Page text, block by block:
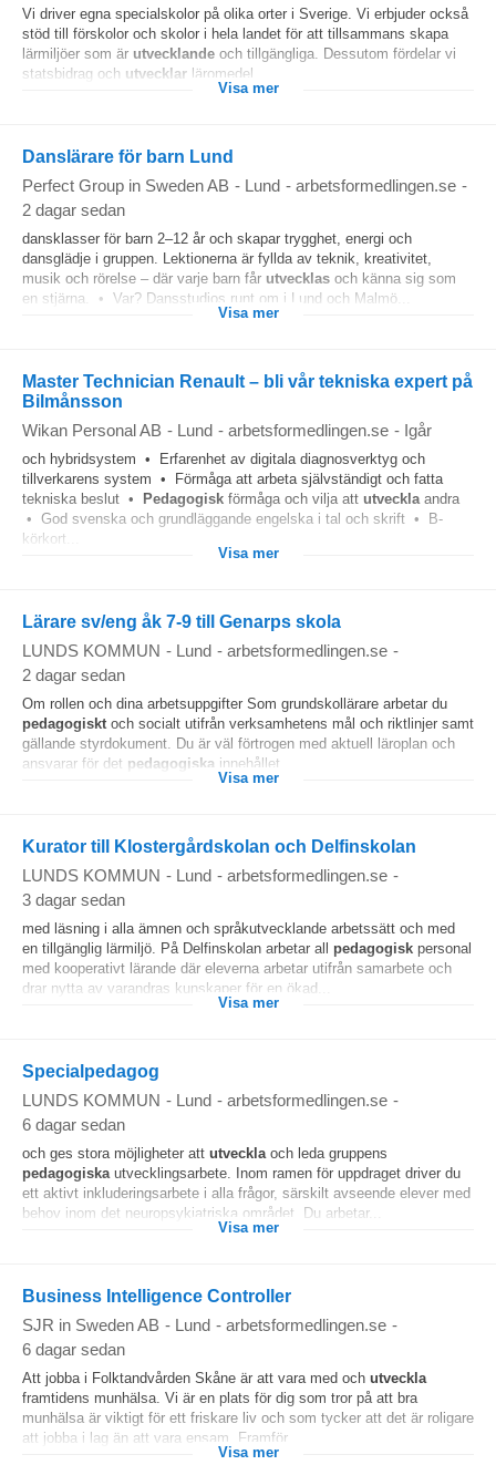
Vi driver egna specialskolor på olika orter i Sverige. Vi erbjuder också
stöd till förskolor och skolor i hela landet för att tillsammans skapa
lärmiljöer som är utvecklande och tillgängliga. Dessutom fördelar vi
statsbidrag och utvecklar läromedel...
Visa mer
Danslärare för barn Lund
Perfect Group in Sweden AB - Lund - arbetsformedlingen.se -
2 dagar sedan
dansklasser för barn 2–12 år och skapar trygghet, energi och
dansglädje i gruppen. Lektionerna är fyllda av teknik, kreativitet,
musik och rörelse – där varje barn får utvecklas och känna sig som
en stjärna. • Var? Dansstudios runt om i Lund och Malmö...
Visa mer
Master Technician Renault – bli vår tekniska expert på
Bilmånsson
Wikan Personal AB - Lund - arbetsformedlingen.se - Igår
och hybridsystem • Erfarenhet av digitala diagnosverktyg och
tillverkarens system • Förmåga att arbeta självständigt och fatta
tekniska beslut • Pedagogisk förmåga och vilja att utvecklaandra
• God svenska och grundläggande engelska i tal och skrift • B-
körkort...
Visa mer
Lärare sv/eng åk 7-9 till Genarps skola
LUNDS KOMMUN - Lund - arbetsformedlingen.se -
2 dagar sedan
Om rollen och dina arbetsuppgifter Som grundskollärare arbetar du
pedagogiskt och socialt utifrån verksamhetens mål och riktlinjer samt
gällande styrdokument. Du är väl förtrogen med aktuell läroplan och
ansvarar för det pedagogiska innehållet...
Visa mer
Kurator till Klostergårdskolan och Delfinskolan
LUNDS KOMMUN - Lund - arbetsformedlingen.se -
3 dagar sedan
med läsning i alla ämnen och språkutvecklande arbetssätt och med
en tillgänglig lärmiljö. På Delfinskolan arbetar all pedagogisk personal
med kooperativt lärande där eleverna arbetar utifrån samarbete och
drar nytta av varandras kunskaper för en ökad...
Visa mer
Specialpedagog
LUNDS KOMMUN - Lund - arbetsformedlingen.se -
6 dagar sedan
och ges stora möjligheter att utvecklaoch leda gruppens
pedagogiskautvecklingsarbete. Inom ramen för uppdraget driver du
ett aktivt inkluderingsarbete i alla frågor, särskilt avseende elever med
behov inom det neuropsykiatriska området. Du arbetar...
Visa mer
Business Intelligence Controller
SJR in Sweden AB - Lund - arbetsformedlingen.se -
6 dagar sedan
Att jobba i Folktandvården Skåne är att vara med och utveckla
framtidens munhälsa. Vi är en plats för dig som tror på att bra
munhälsa är viktigt för ett friskare liv och som tycker att det är roligare
att jobba i lag än att vara ensam. Framför...
Visa mer